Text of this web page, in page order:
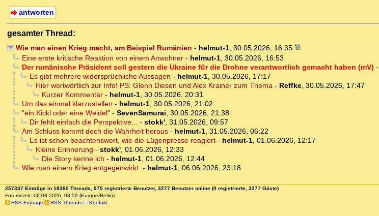
antworten
gesamter Thread:
Wie man einen Krieg macht, am Beispiel Rumänien - helmut-1, 30.05.2026, 16:35
Eine erste kritische Reaktion von einem Anwohner- helmut-1, 30.05.2026, 16:53
Der rumänische Präsident soll gestern die Ukraine für die Drohne verantwortlich gemacht haben (mV) -
Es gibt mehrere widersprüchliche Aussagen - helmut-1, 30.05.2026, 17:17
Hier wortwörtlich zur Info! PS: Glenn Diesen und Alex Krainer zum Thema- Reffke, 30.05.2026, 17:47
Kurzer Kommentar- helmut-1, 30.05.2026, 20:31
Um das einmal klarzustellen - helmut-1, 30.05.2026, 21:02
"ein Kickl oder eine Weidel"- SevenSamurai, 30.05.2026, 21:38
Dir fehlt einfach die Perspektive... - stokk', 31.05.2026, 09:57
Am Schluss kommt doch die Wahrheit heraus- helmut-1, 31.05.2026, 06:22
Es ist schon beachtenswert, wie die Lügenpresse reagiert- helmut-1, 01.06.2026, 12:17
Kleine Erinnerung - stokk', 01.06.2026, 12:33
Die Story kenne ich - helmut-1, 01.06.2026, 12:44
Wie man einem Krieg entgegenwirkt. - helmut-1, 06.06.2026, 23:18
257337 Einträge in 18360 Threads, 975 registrierte Benutzer, 3277 Benutzer online (0 registrierte, 3277 Gäste)
Forumszeit: 06.08.2026, 03:59 (Europe/Berlin)
RSS Einträge
RSS Threads Kontakt